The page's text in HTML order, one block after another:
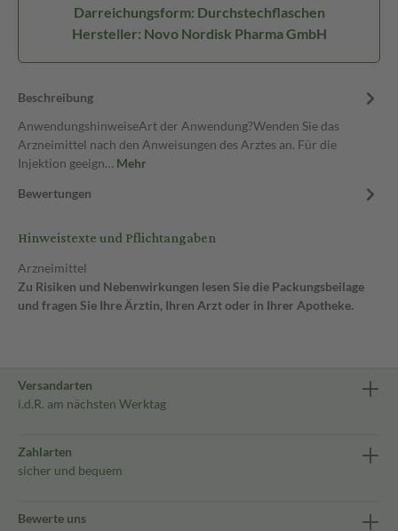
Darreichungsform: Durchstechflaschen
Hersteller: Novo Nordisk Pharma GmbH
Beschreibung
AnwendungshinweiseArt der Anwendung?Wenden Sie das
Arzneimittel nach den Anweisungen des Arztes an. Für die
Injektion geeign… Mehr
Bewertungen
Hinweistexte und Pflichtangaben
Arzneimittel
Zu Risiken und Nebenwirkungen lesen Sie die Packungsbeilage
und fragen Sie Ihre Ärztin, Ihren Arzt oder in Ihrer Apotheke.
Versandarten
i.d.R. am nächsten Werktag
Zahlarten
sicher und bequem
Bewerte uns